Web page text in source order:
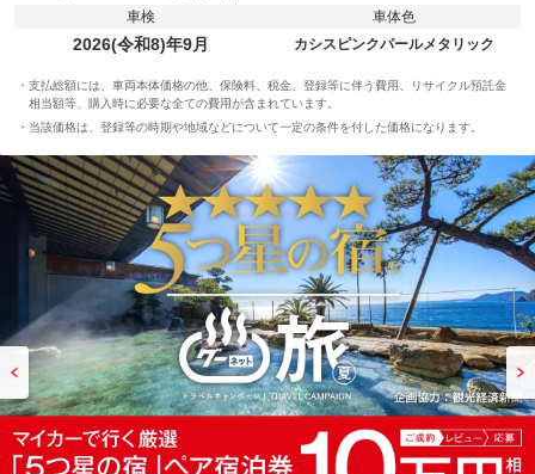
車検
2026(令和8)年9月
車体色
カシスピンクパールメタリック
支払総額には、車両本体価格の他、保険料、税金、登録等に伴う費用、リサイクル預託金
相当額等、購入時に必要な全ての費用が含まれています。
当該価格は、登録等の時期や地域などについて一定の条件を付した価格になります。